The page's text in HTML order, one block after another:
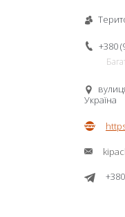
+380
Україна